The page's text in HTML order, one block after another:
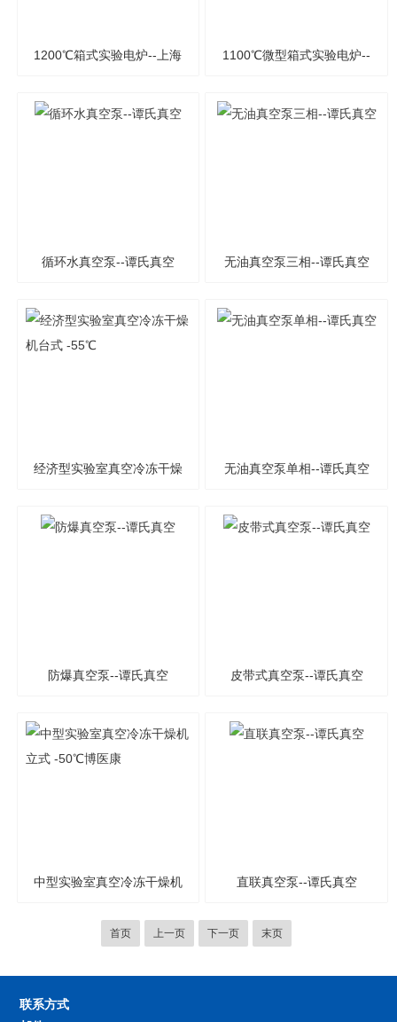
1200℃箱式实验电炉--上海 1100℃微型箱式实验电炉--
循环水真空泵--谭氏真空 无油真空泵三相--谭氏真空
经济型实验室真空冷冻干燥 无油真空泵单相--谭氏真空
防爆真空泵--谭氏真空 皮带式真空泵--谭氏真空
中型实验室真空冷冻干燥机
立式 -50℃博医康
直联真空泵--谭氏真空
首页 上一页 下一页 末页
联系方式